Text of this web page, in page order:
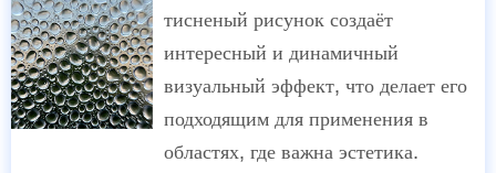
тисненый рисунок создаёт
интересный и динамичный
визуальный эффект, что делает его
подходящим для применения в
областях, где важна эстетика.